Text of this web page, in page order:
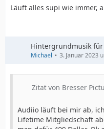
Läuft alles supi wie immer,
Hintergrundmusik für
Michael 3. Januar 2023
Zitat von Bresser
Audiio läuft bei mir ab,
Lifetime Mitgliedschaft